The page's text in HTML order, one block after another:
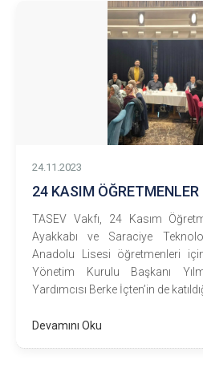
24.11.2023
24 KASIM ÖĞRETMENLER
TASEV Vakfı, 24 Kasım
Ayakkabı ve Saraciye
Anadolu Lisesi öğretmenleri
Yönetim Kurulu Başkanı
Yardımcısı Berke İçten’in de
Devamını Oku